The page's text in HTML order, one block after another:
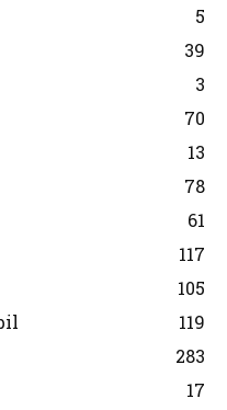
5
39
3
70
13
78
61
117
105
119
283
17